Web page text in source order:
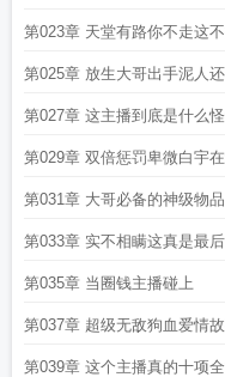
迈
第023章 天堂有路你不走这
口上了吗
第025章 放生大哥出手泥人
分火气
第027章 这主播到底是什么
第029章 双倍惩罚卑微白宇
饶
第031章 大哥必备的神级物品
第033章 实不相瞒这真是最
了
第035章 当圈钱主播碰上
第037章 超级无敌狗血爱情
第039章 这个主播真的十项